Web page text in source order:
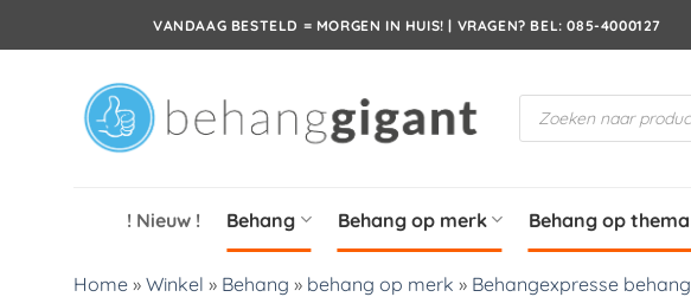
VANDAAG BESTELD = MORGEN IN HUIS! | VRAGEN? BEL: 085-4000127
Producten
zoeken
! Nieuw ! Behang Behang op merk Behang op thema
Home » Winkel » Behang » behang op merk » Behangexpresse behang